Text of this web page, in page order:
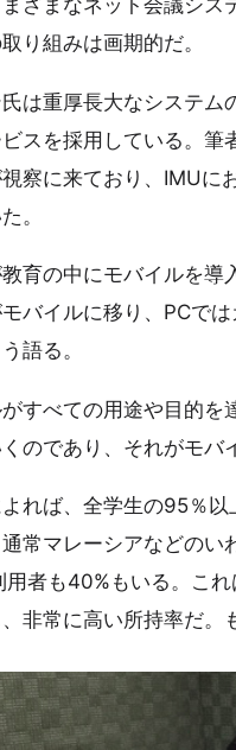
り組みは画期的だ。
は重厚長大なシステム
ビスを採用している。
察に来ており、IMUに
。
育の中にモバイルを
バイルに移り、PCで
語る。
がすべての用途や目的
のであり、それがモバ
れば、全学生の95％
常マレーシアなどの
者も40%もいる。こ
非常に高い所持率だ。